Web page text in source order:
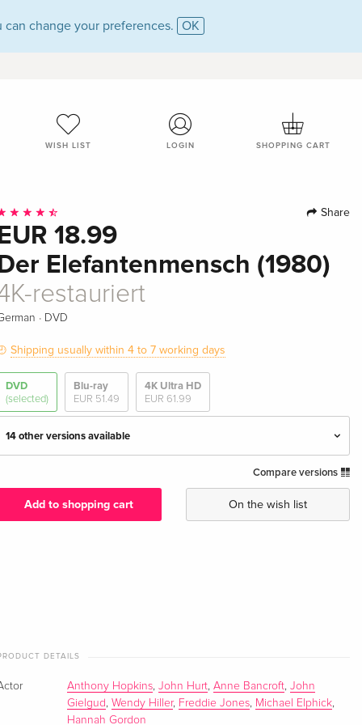
change your preferences. OK
WISH LIST LOGIN SHOPPING CART
Share
18.99
Elefantenmensch (1980)
restauriert
· DVD
Shipping usually within 4 to 7 working days
DVD
(selected)
Blu-ray
EUR 51.49
4K Ultra HD
EUR 61.99
14 other versions available
English · UK Version
Sold out
English · US Version
4K-restauriert — (selected)
EUR 18.99
Compare versions
Add to shopping cart On the wish list
DETAILS
Anthony Hopkins,John Hurt,Anne Bancroft,John
Gielgud ,Wendy Hiller, Freddie Jones, Michael Elphick,
Hannah Gordon